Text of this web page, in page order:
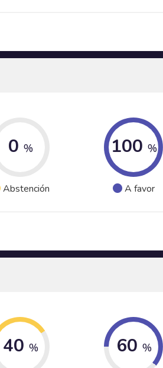
0 %
Abstención
100 %
A favor
40 % 60 %